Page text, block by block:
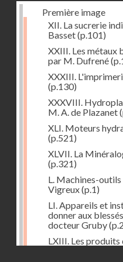
Première image
XII. La sucrerie
Basset(p.101)
XXIII. Les métaux
par M. Dufrené
XXXIII.
(p.130)
XXXVIII.
M. A. de Plazanet
XLI. Moteurs
(p.521)
XLVII. La
(p.321)
L. Machines-
Vigreux(p.1)
LI. Appareils et
donner aux
docteur Gruby
LXIII. Les